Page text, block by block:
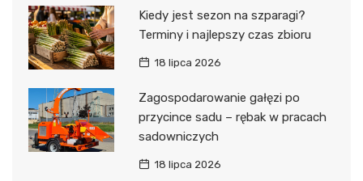
Kiedy jest sezon na szparagi?
Terminy i najlepszy czas zbioru
18 lipca 2026
Zagospodarowanie gałęzi po
przycince sadu – rębak w pracach
sadowniczych
18 lipca 2026